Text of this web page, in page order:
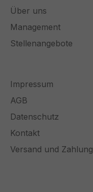
Über uns
Management
Stellenangebote
Impressum
AGB
Datenschutz
Kontakt
Versand und Zahlung